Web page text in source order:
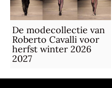
De modecollectie van
Roberto Cavalli voor
herfst winter 2026
2027